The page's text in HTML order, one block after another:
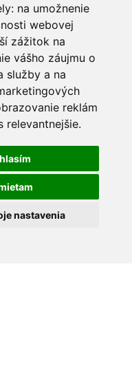
na umožnenie
webovej
zážitok na
vášho záujmu o
služby a na
reklám
relevantnejšie.
nastavenia